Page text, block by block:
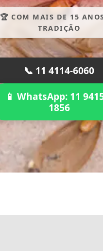
🏆 COM MAIS DE 15
TRADIÇÃO
📞 11 4114-6060
📱 WhatsApp: 11
1856